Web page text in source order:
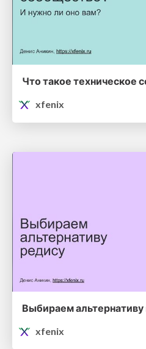
xfenix
Выбираем альтернативу
xfenix